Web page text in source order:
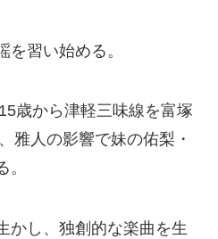
習い始める。
歳から津軽三味線を富塚
雅人の影響で妹の佑梨・
かし、独創的な楽曲を生